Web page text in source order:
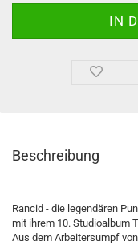
Beschreibung
Rancid - die legendären
mit ihrem 10. Studioalbum
Aus dem Arbeitersumpf